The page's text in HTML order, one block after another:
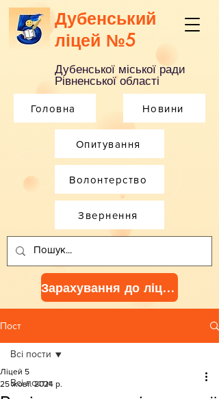
Дубенський
ліцей №5
Дубенської міської ради
Рівненської області
Головна Новини
Опитування
Зарахування до ліцею
Волонтерство
Звернення
Пост
Всі пости
Всі пости
Ліцей 5
25 жовт. 2024 р.